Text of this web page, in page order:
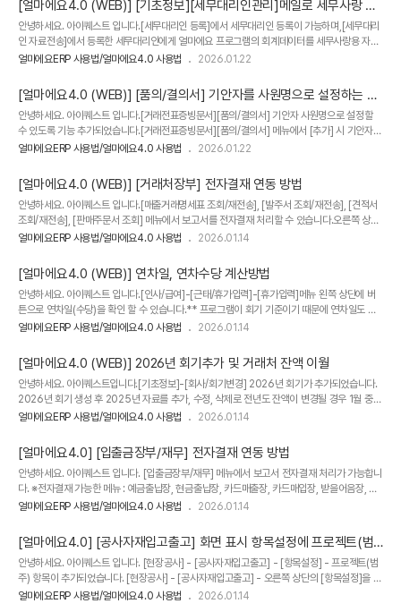
[수정] -[세금재계산] 버튼을 눌러주시면 조정분이 반영됩니다. 감사합니다.
[얼마에요4.0 (WEB)] [기초정보][세무대리인관리]메일로 세무사랑 자
료 전송하는 방법
안녕하세요. 아이퀘스트 입니다.​[세무대리인 등록]에서 세무대리인 등록이 가능하며,[세무대리
인 자료전송]에서 등록한 세무대리인에게 얼마에요 프로그램의 회계데이터를 세무사랑용 자료
(엑셀)로자동 변환하여 메일로 전송할 수 있으며, 화면에서 세무사랑용 자료를 엑셀로 다운로드
다. 2. [세무대리인 자료전송]전송할 회계자료기간과 세무대리인을 선택하여 [이메일 전송] 버
튼을 클릭하면[기초정보]-[회사/회기변경]의 회사명으로 세무대리인에게 카카오톡 알림톡과
메일이 전송됩니다. 또한 , [회계자료 다운로드(엑셀)] 버튼을 클릭하면 세무사랑용 엑셀자료를
pc에 다운로드하여 확인할 수 있습니다. 감사합니다.
얼마에요ERP 사용법/얼마에요4.0 사용법 2026.01.22
[얼마에요4.0 (WEB)] [품의/결의서] 기안자를 사원명으로 설정하는 방
법
안녕하세요. 아이퀘스트 입니다.​[거래전표증빙문서][품의/결의서] 기안자 사원명으로 설정할
수 있도록 기능 추가되었습니다.[거래전표증빙문서][품의/결의서] 메뉴에서 [추가] 시 기안자를
사용자 또는 사원 으로 선택하여 지정 하실수 있습니다. 기안자를 등록되어있는 사원명으로 지
메뉴에 등록되어있는 사원 목록 확인되어 지정시 사원명으로 입력됩니다. 이전과 동일하게 기안
자를 사용자명으로 지정 원하시는 경우 기안자 검색 : 사용자 선택 후 기안자 돋보기 버튼 클릭
시 [기초정보][사용자관리] 에 등록되어있는 유저 목록 확인되어 지정시 사용자명으로 입력됩니
다. 감사합니다.
얼마에요ERP 사용법/얼마에요4.0 사용법 2026.01.22
[얼마에요4.0 (WEB)] [거래처장부] 전자결재 연동 방법
안녕하세요. 아이퀘스트 입니다.​[매출거래명세표 조회/재전송], [발주서 조회/재전송], [견적서
조회/재전송], [판매주문서 조회] 메뉴에서 보고서를 전자결재 처리할 수 있습니다.​오른쪽 상단
에 [전자결재] 버튼을 눌러 보고서를 선택하면​미리보기 페이지가 열리며 [전자결재] 버튼을 누
설정할 수 있습니다. ​결재선 설정이 완료되면 [기안하기] 버튼을 눌러 전송하시면 됩니다. ​​​​감사
합니다.
얼마에요ERP 사용법/얼마에요4.0 사용법 2026.01.14
[얼마에요4.0 (WEB)] 연차일, 연차수당 계산방법
안녕하세요. 아이퀘스트 입니다.​[인사/급여]-[근태/휴가입력]-[휴가입력]메뉴 왼쪽 상단에 버
튼으로 연차일(수당)을 확인 할 수 있습니다.​** 프로그램이 회기 기준이기 때문에 연차일도 회
계년도 기준으로 되어있으며, 부수적인 입사일 연차계산과 연차수당은 참고용 입니다.**​1. 연차
납니다.돋보기 버튼을 누르면 입사일/기준일을 확인하여 현재 회계년도에 연차가 몇개인지 상
세 확인 가능합니다.연차개수 적용은 팝업 상단 [적용] 버튼을 누릅니다.​위와같이 이미 기본부
여를 해놓은 경우 [적용] 버튼을 누르면 계산된 연차 개수로 갱신되니 참고 해주시기 바랍니다.
(예 : 이하늘 기존 기본부여 50개 => 적용 누르..
얼마에요ERP 사용법/얼마에요4.0 사용법 2026.01.14
[얼마에요4.0 (WEB)] 2026년 회기추가 및 거래처 잔액 이월
안녕하세요. 아이퀘스트입니다.​[기초정보]-[회사/회기변경] 2026년 회기가 추가되었습니다.​
2026년 회기 생성 후 2025년 자료를 추가, 수정, 삭제로 전년도 잔액이 변경될 경우 1월 중순
까지는 새벽에 한번 자동으로 전년도 잔액 이월 작업을 하고 있습니다.​따라서 다음날 출근하여
바로 반영을 원하신다면번거로우시겠지만 [환경설정]-[회계/자금]-[회계공통2] 메뉴에서 [전
기잔액계산] 을 직접 눌러 이월 작업을 해주셔야 합니다.​※ 2025년 전표입력으로 거래처 잔액
이 달라졌다면2026년 회기에서 [환경설정]-[회계/자금] 의 [회계공통2] 탭에서 [전기잔액계
산] 버튼을 클릭 하여 재계산 하시면 됩니다. 20..
얼마에요ERP 사용법/얼마에요4.0 사용법 2026.01.14
[얼마에요4.0] [입출금장부/재무] 전자결재 연동 방법
안녕하세요. 아이퀘스트 입니다. [입출금장부/재무] 메뉴에서 보고서 전자결재 처리가 가능합니
다. ※전자결재 가능한 메뉴 : 예금출납장, 현금출납장, 카드매출장, 카드매입장, 받을어음장, 지
급어음장, 기타금융상품, 유가증권, 자금 일/월계표, 자금시재현황표, 자금정산서 오른쪽 상단에
지로 이동합니다. [결재선 설정]을 클릭하여 결재, 참조, 수신, 회람 결재선을 설정할 수 있습니
다. 결재선 설정이 완료되면 [기안하기] 버튼을 눌러 전송하시면 됩니다. 감사합니다.
얼마에요ERP 사용법/얼마에요4.0 사용법 2026.01.14
[얼마에요4.0] [공사자재입고출고] 화면 표시 항목설정에 프로젝트(범
주) 추가 방법
안녕하세요. 아이퀘스트 입니다. [현장공사] - [공사자재입고출고] - [항목설정] - 프로젝트(범
주) 항목이 추가되었습니다. [현장공사] - [공사자재입고출고] - 오른쪽 상단의 [항목설정]을 누
른 후 [프로젝트(범주)]에 체크한 후 [확인]을 누르면 해당화면에서 [프로젝트(범주)] 정보를 확
얼마에요ERP 사용법/얼마에요4.0 사용법 2026.01.14